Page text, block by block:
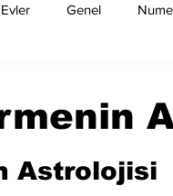
Genel
Astrolojisi